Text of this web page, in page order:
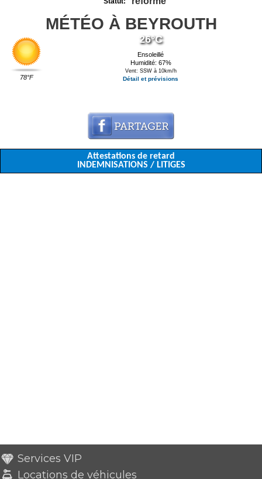
MÉTÉO À BEYROUTH
78°F
26°C
Ensoleillé
Humidité: 67%
Vent: SSW à 10km/h
Détail et prévisions
Attestations de retard
INDEMNISATIONS / LITIGES
Services VIP
Locations de véhicules